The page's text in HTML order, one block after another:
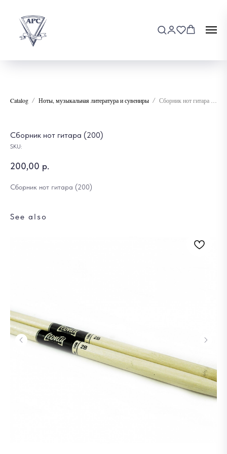
Catalog Ноты, музыкальная литература и сувениры
Сборник нот гитара (200)
SKU:
200,00 р.
Сборник нот гитара (200)
See also